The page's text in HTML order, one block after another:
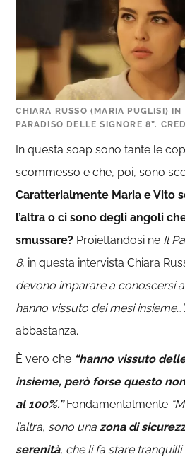
CHIARA RUSSO (MARIA PUGLISI) IN
PARADISO DELLE SIGNORE 8”.
In questa soap sono tante le
scommesso e che, poi, sono
Caratterialmente Maria e Vito
l’altra o ci sono degli angoli
smussare? Proiettandosi ne Il
8, in questa intervista Chiara
devono imparare a conoscersi
hanno vissuto dei mesi
abbastanza.
È vero che “hanno vissuto
insieme, però forse questo
al 100%.” Fondamentalmente
l’altra, sono unazona di
serenità, che li fa stare